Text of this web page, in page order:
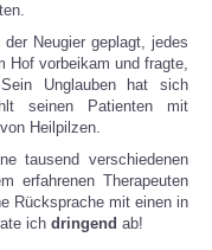
Neugier geplagt, jedes
Hof vorbeikam und fragte,
Unglauben hat sich
seinen Patienten mit
Heilpilzen.
tausend verschiedenen
erfahrenen Therapeuten
Rücksprache mit einen in
ich dringend ab!